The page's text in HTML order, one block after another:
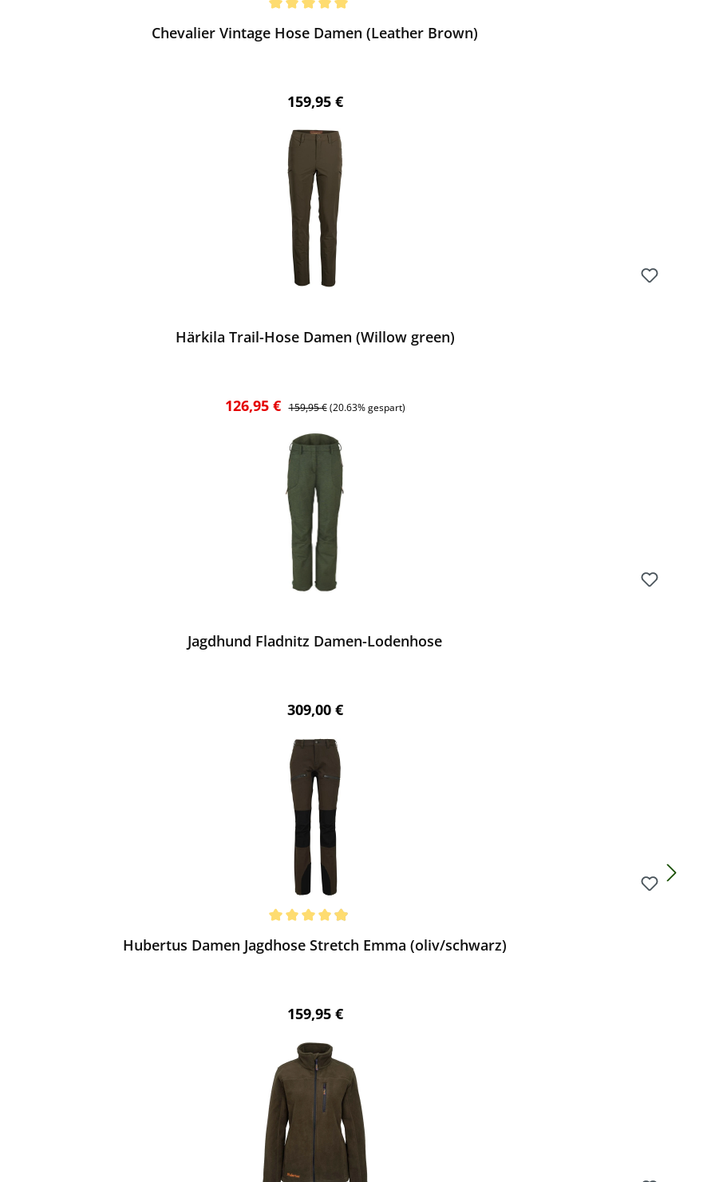
Chevalier Vintage Hose Damen (Leather Brown)
Regulärer Preis:
159,95 €
Härkila Trail-Hose Damen (Willow green)
Verkaufspreis:
126,95 € Regulärer Preis:
159,95 € (20.63% gespart)
Jagdhund Fladnitz Damen-Lodenhose
Regulärer Preis:
309,00 €
Hubertus Damen Jagdhose Stretch Emma (oliv/schwarz)
Regulärer Preis:
159,95 €